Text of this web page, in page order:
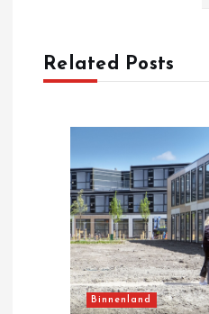
vRelated Posts
Binnenland